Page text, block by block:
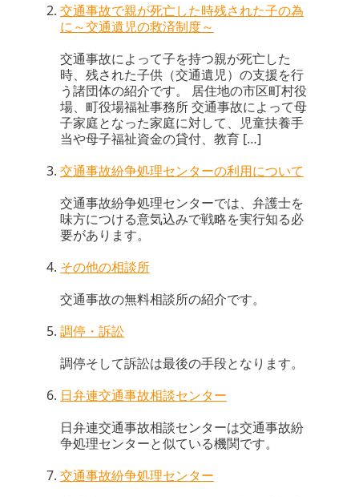
交通事故で親が死亡した時残された子の為
に～交通遺児の救済制度～
交通事故によって子を持つ親が死亡した
時、残された子供（交通遺児）の支援を行
う諸団体の紹介です。 居住地の市区町村役
場、町役場福祉事務所 交通事故によって母
子家庭となった家庭に対して、児童扶養手
当や母子福祉資金の貸付、教育 […]
交通事故紛争処理センターの利用について
交通事故紛争処理センターでは、弁護士を
味方につける意気込みで戦略を実行知る必
要があります。
その他の相談所
交通事故の無料相談所の紹介です。
調停・訴訟
調停そして訴訟は最後の手段となります。
日弁連交通事故相談センター
日弁連交通事故相談センターは交通事故紛
争処理センターと似ている機関です。
交通事故紛争処理センター